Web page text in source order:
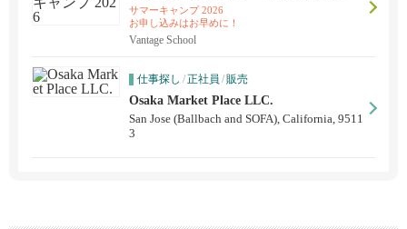
サマーキャンプ 2026
お申し込みはお早めに！
Vantage School
仕事探し /正社員 /販売
Osaka Market Place LLC.
San Jose (Ballbach and SOFA), California, 9511
3